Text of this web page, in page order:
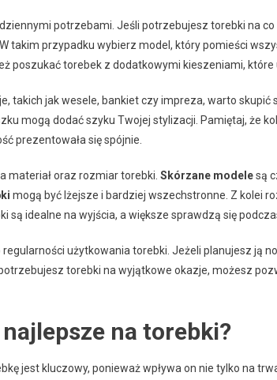
potrzebami. Jeśli potrzebujesz torebki na co
takim przypadku wybierz model, który pomieści
poszukać torebek z dodatkowymi kieszeniami, które
takich jak wesele, bankiet czy impreza, warto skupić
mogą dodać szyku Twojej stylizacji. Pamiętaj, że
prezentowała się spójnie.
materiał oraz rozmiar torebki. Skórzane modelesą
mogą być lżejsze i bardziej wszechstronne. Z kolei
są idealne na wyjścia, a większe sprawdzą się
użytkowania torebki. Jeżeli planujesz ją
torebki na wyjątkowe okazje, możesz
na torebki?
jest kluczowy, ponieważ wpływa on nie tylko na